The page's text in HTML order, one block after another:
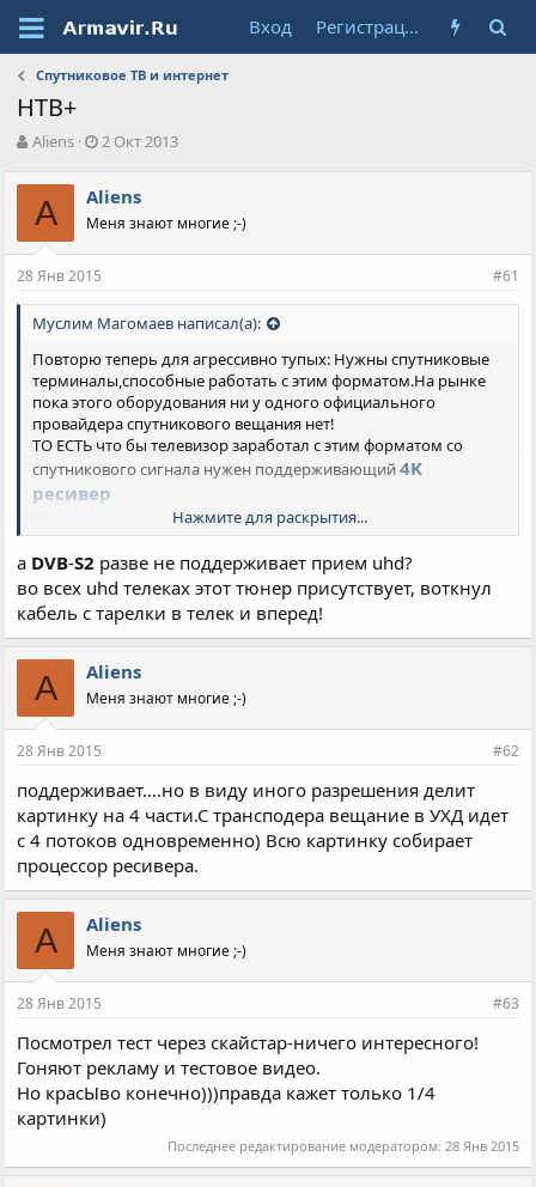
Вход Регистрация
Спутниковое ТВ и интернет
НТВ+
А
т
р
т
е
ы
Aliens
Д
а
н
л
а
2 Окт 2013
A Aliens
Меня знают многие ;-)
28 Янв 2015 #61
Муслим Магомаев написал(а):
Повторю теперь для агрессивно тупых: Нужны спутниковые
терминалы,способные работать с этим форматом.На рынке
пока этого оборудования ни у одного официального
провайдера спутникового вещания нет!
ТО ЕСТЬ что бы телевизор заработал с этим форматом со
спутникового сигнала нужен поддерживающий4K
ресивер
представил такой,потенциально для
НТВ+,но вещания нет и ресивера нет в списке
официально поддерживаемых провайдером!!!!??
Или у тебя какие то другие сведения,секретные...
А теперь объясни мне,секущий))) Как человек
примет картинку со спутника,от НТВ+ в UHD? С
помощью чего? Что и куда он должен
подключить,что бы оно стало работать?
Ты вообще хотя бы принцип работы системы
понимаешь?
человеку с таким телеком смотреть эти тесты(ну или
поток с Астры) ?
Нажмите для раскрытия...
а DVB-S2 разве не поддерживает прием uhd?
во всех uhd телеках этот тюнер присутствует, воткнул
кабель с тарелки в телек и вперед!
A Aliens
Меня знают многие ;-)
28 Янв 2015 #62
поддерживает....но в виду иного разрешения делит
картинку на 4 части.С трансподера вещание в УХД идет
с 4 потоков одновременно) Всю картинку собирает
процессор ресивера.
A Aliens
Меня знают многие ;-)
28 Янв 2015 #63
Посмотрел тест через скайстар-ничего интересного!
Гоняют рекламу и тестовое видео.
Но красЫво конечно)))правда кажет только 1/4
картинки)
Последнее редактирование модератором: 28 Янв 2015